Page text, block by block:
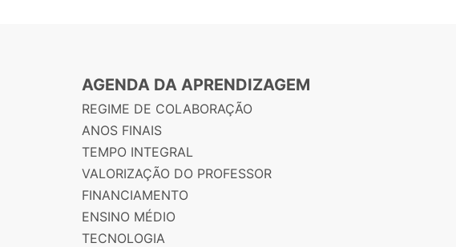
AGENDA DA APRENDIZAGEM
REGIME DE COLABORAÇÃO
ANOS FINAIS
TEMPO INTEGRAL
VALORIZAÇÃO DO PROFESSOR
FINANCIAMENTO
ENSINO MÉDIO
TECNOLOGIA